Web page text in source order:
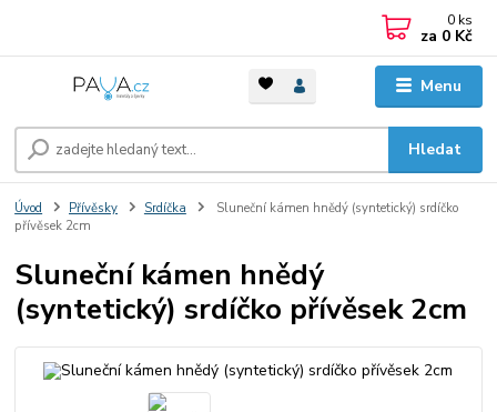
Menu
Hledat
0 ks
za 0 Kč
Úvod Přívěsky Srdíčka
Sluneční kámen hnědý (syntetický) srdíčko
přívěsek 2cm
Sluneční kámen hnědý
(syntetický) srdíčko přívěsek 2cm